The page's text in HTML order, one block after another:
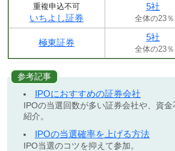
重複申込不可
いちよし証券
5社
全体の23％
極東証券
5社
全体の23％
参考記事
IPOにおすすめの証券会社
IPOの当選回数が多い証券会社や、資
紹介。
IPOの当選確率を上げる方法
IPO当選のコツを抑えて参加。